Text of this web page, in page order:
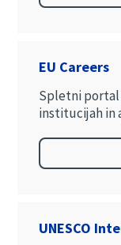
EU Careers
Spletni portal
institucijah in
UNESCO